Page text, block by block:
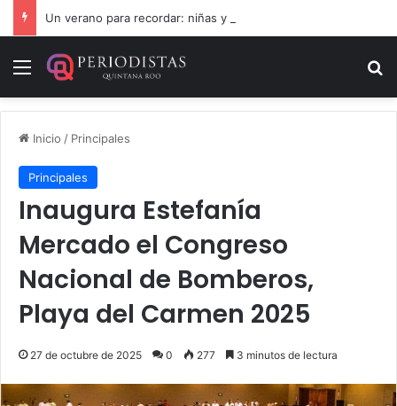
Menú
Inicio / Principales
Principales
Inaugura Estefanía
Mercado el Congreso
Nacional de Bomberos,
Playa del Carmen 2025
27 de octubre de 2025 0 277 3 minutos de lectura